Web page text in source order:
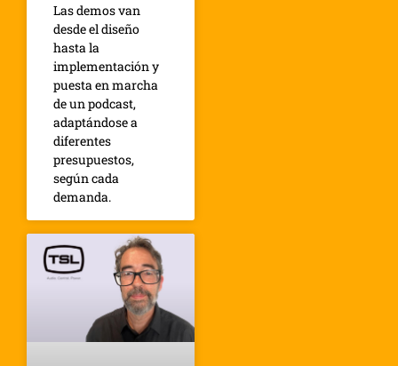
Las demos van
desde el diseño
hasta la
implementación y
puesta en marcha
de un podcast,
adaptándose a
diferentes
presupuestos,
según cada
demanda.